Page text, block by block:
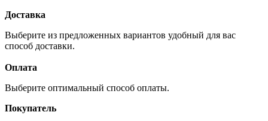
Доставка
Выберите из предложенных вариантов удобный для вас
способ доставки.
Оплата
Выберите оптимальный способ оплаты.
Покупатель